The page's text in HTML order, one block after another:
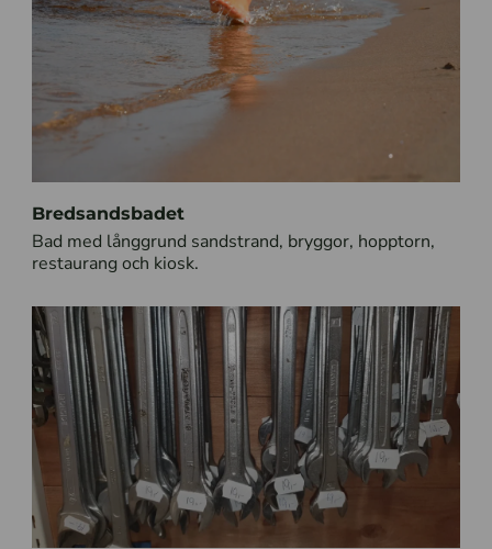
Bredsandsbadet
Bad med långgrund sandstrand, bryggor, hopptorn,
restaurang och kiosk.